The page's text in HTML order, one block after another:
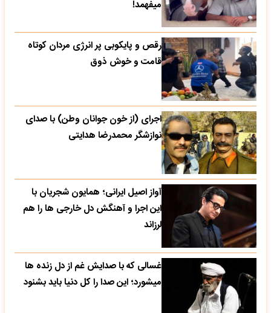
میفهمد!
رقص و پایکوبی پر انرژی مردان کوتاه
قامت و خوش ذوق
اجرای (از خون جوانان وطن) با صدای
نوازشگر محمدرضا هدایتی
آواز اصیل ایرانی؛ همایون شجریان با
این اجرا و آهنگش دل خارجی ها را هم
لرزاند
غسالی که با صدایش غم از دل زنده ها
میشورد؛ این صدا را کل دنیا باید بشنود